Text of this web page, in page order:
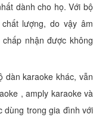
dành cho họ. Với bộ
lượng, do vậy âm
nhận được không
dàn karaoke khác, vẫn
, amply karaoke và
dùng trong gia đình với